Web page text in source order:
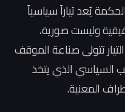
يُعد تياراً سياسياً
وليست صورية،
تتولى صناعة الموقف
السياسي الذي يتخذ
المعنية.